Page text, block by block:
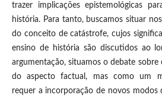
trazer implicações epistemológicas
história. Para tanto, buscamos situar
do conceito de catástrofe, cujos
ensino de história são discutidos ao
argumentação, situamos o debate
do aspecto factual, mas como um
requer a incorporação de novos modos